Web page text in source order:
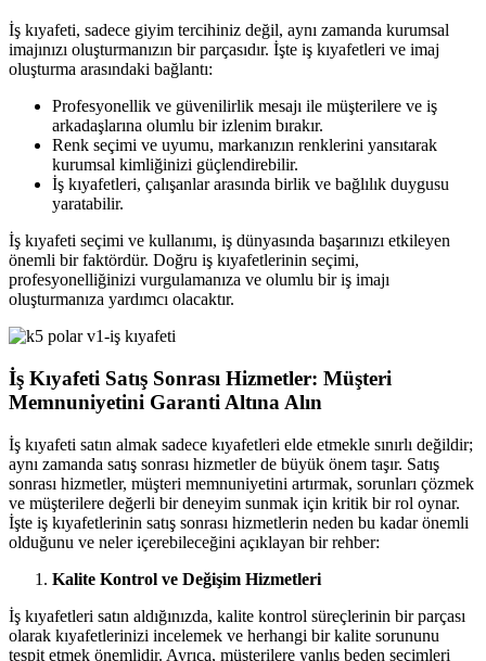
İş kıyafeti, sadece giyim tercihiniz değil, aynı zamanda kurumsal
imajınızı oluşturmanızın bir parçasıdır. İşte iş kıyafetleri ve imaj
oluşturma arasındaki bağlantı:
Profesyonellik ve güvenilirlik mesajı ile müşterilere ve iş
arkadaşlarına olumlu bir izlenim bırakır.
Renk seçimi ve uyumu, markanızın renklerini yansıtarak
kurumsal kimliğinizi güçlendirebilir.
İş kıyafetleri, çalışanlar arasında birlik ve bağlılık duygusu
yaratabilir.
İş kıyafeti seçimi ve kullanımı, iş dünyasında başarınızı etkileyen
önemli bir faktördür. Doğru iş kıyafetlerinin seçimi,
profesyonelliğinizi vurgulamanıza ve olumlu bir iş imajı
oluşturmanıza yardımcı olacaktır.
İş Kıyafeti Satış Sonrası Hizmetler: Müşteri
Memnuniyetini Garanti Altına Alın
İş kıyafeti satın almak sadece kıyafetleri elde etmekle sınırlı değildir;
aynı zamanda satış sonrası hizmetler de büyük önem taşır. Satış
sonrası hizmetler, müşteri memnuniyetini artırmak, sorunları çözmek
ve müşterilere değerli bir deneyim sunmak için kritik bir rol oynar.
İşte iş kıyafetlerinin satış sonrası hizmetlerin neden bu kadar önemli
olduğunu ve neler içerebileceğini açıklayan bir rehber:
Kalite Kontrol ve Değişim Hizmetleri
İş kıyafetleri satın aldığınızda, kalite kontrol süreçlerinin bir parçası
olarak kıyafetlerinizi incelemek ve herhangi bir kalite sorununu
tespit etmek önemlidir. Ayrıca, müşterilere yanlış beden seçimleri